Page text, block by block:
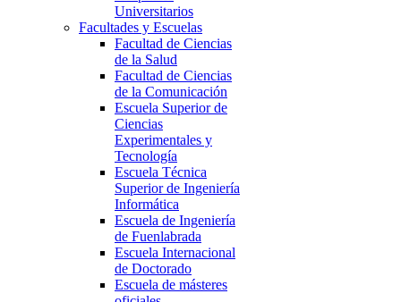
Universitarios
Facultades y Escuelas
Facultad de Ciencias
de la Salud
Facultad de Ciencias
de la Comunicación
Escuela Superior de
Ciencias
Experimentales y
Tecnología
Escuela Técnica
Superior de Ingeniería
Informática
Escuela de Ingeniería
de Fuenlabrada
Escuela Internacional
de Doctorado
Escuela de másteres